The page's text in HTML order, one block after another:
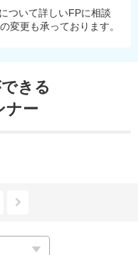
ついて詳しいFPに相談
変更も承っております。
きる
ナー